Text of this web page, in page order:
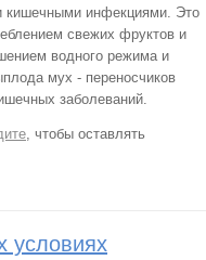
кишечными инфекциями. Это
свежих фруктов и
водного режима и
мух - переносчиков
заболеваний.
руки - хорошее здоровье
, чтобы оставлять
условиях